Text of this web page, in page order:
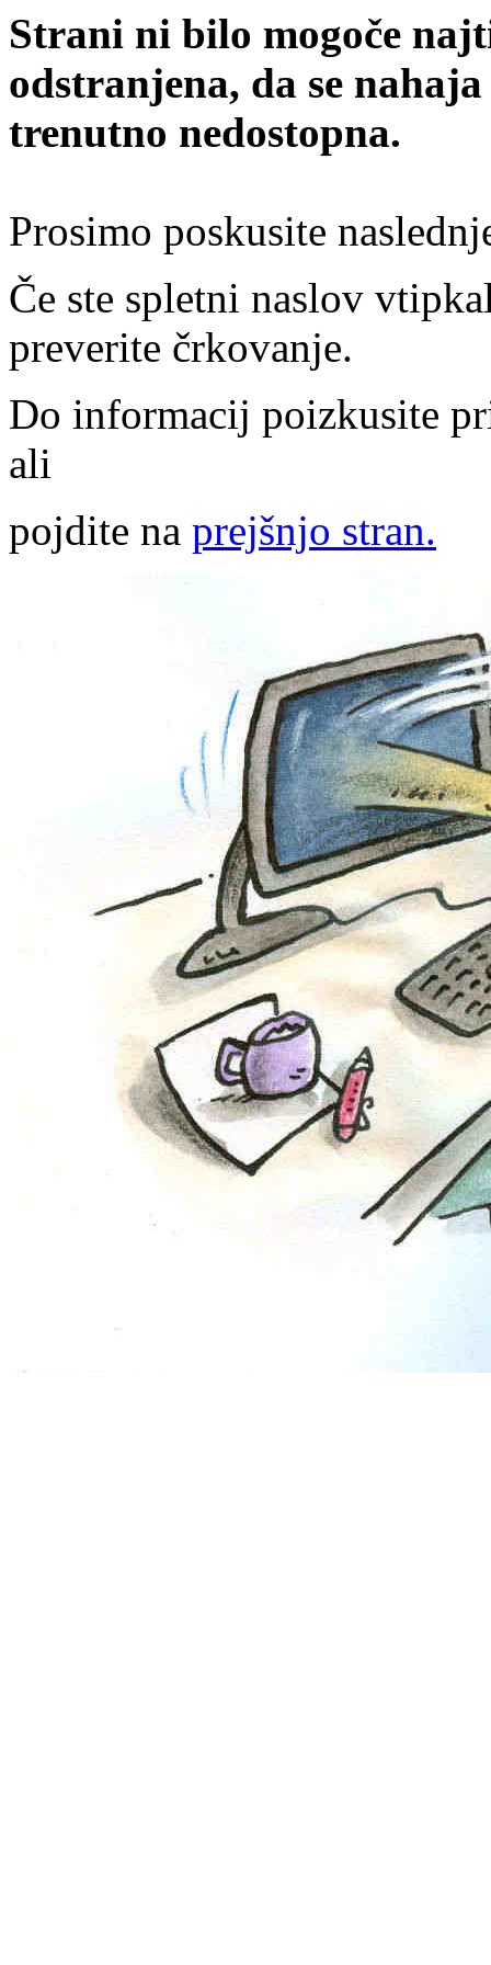
Strani ni bilo mogoče
odstranjena, da se
trenutno nedostopna.
Prosimo poskusite
Če ste spletni naslov
preverite črkovanje.
Do informacij poizkusite
ali
pojdite na prejšnjo stran.